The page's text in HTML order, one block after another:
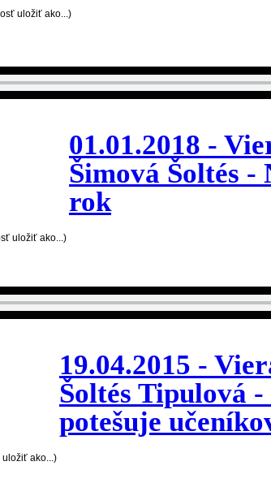
uložiť ako...)
uložiť ako...)
01.01.2018 -
Šimová Šoltés -
rok
uložiť ako...)
19.04.2015 -
Šoltés Tipulová -
potešuje